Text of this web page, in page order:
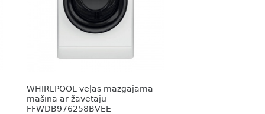
WHIRLPOOL veļas mazgājamā
mašīna ar žāvētāju
FFWDB976258BVEE